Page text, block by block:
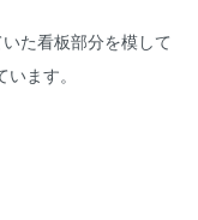
た看板部分を模して
ます。